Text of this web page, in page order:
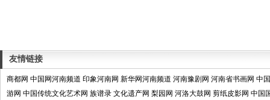
友情链接
商都网 中国网河南频道 印象河南网 新华网河南频道 河南豫剧网 河南省书画网 中
游网 中国传统文化艺术网 族谱录 文化遗产网 梨园网 河洛大鼓网 剪纸皮影网 中国